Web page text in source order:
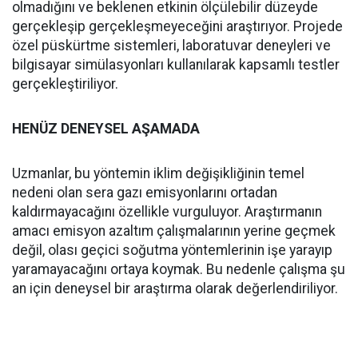
olmadığını ve beklenen etkinin ölçülebilir düzeyde
gerçekleşip gerçekleşmeyeceğini araştırıyor. Projede
özel püskürtme sistemleri, laboratuvar deneyleri ve
bilgisayar simülasyonları kullanılarak kapsamlı testler
gerçekleştiriliyor.
HENÜZ DENEYSEL AŞAMADA
Uzmanlar, bu yöntemin iklim değişikliğinin temel
nedeni olan sera gazı emisyonlarını ortadan
kaldırmayacağını özellikle vurguluyor. Araştırmanın
amacı emisyon azaltım çalışmalarının yerine geçmek
değil, olası geçici soğutma yöntemlerinin işe yarayıp
yaramayacağını ortaya koymak. Bu nedenle çalışma şu
an için deneysel bir araştırma olarak değerlendiriliyor.